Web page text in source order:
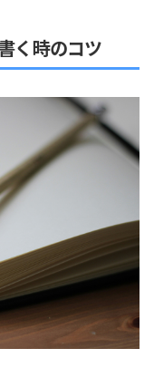
く時のコツ